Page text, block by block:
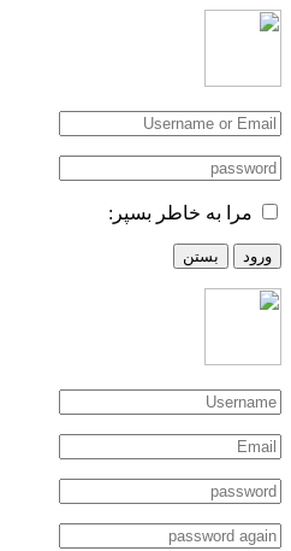
مرا به خاطر بسپر:
ورود بستن